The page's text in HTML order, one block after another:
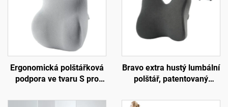
Ergonomická polštářková
podpora ve tvaru S pro
židli do kanceláře,
Bravo extra hustý lumbální
polštář, patentovaný
polštář pro podporu